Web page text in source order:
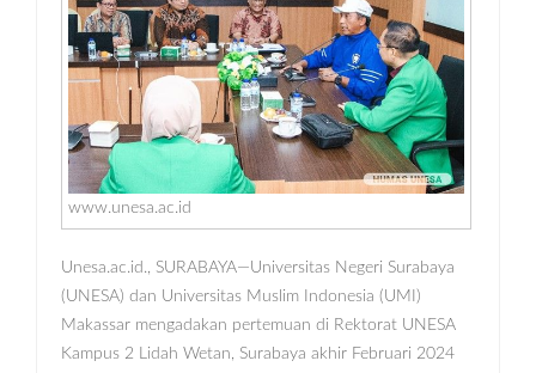
www.unesa.ac.id
Unesa.ac.id., SURABAYA—Universitas Negeri Surabaya
(UNESA) dan Universitas Muslim Indonesia (UMI)
Makassar mengadakan pertemuan di Rektorat UNESA
Kampus 2 Lidah Wetan, Surabaya akhir Februari 2024